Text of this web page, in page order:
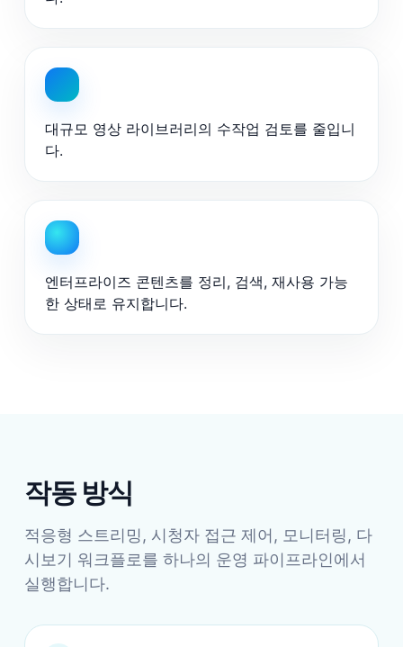
대규모 영상 라이브러리의 수작업 검토를 줄입니
다.
엔터프라이즈 콘텐츠를 정리, 검색, 재사용 가능
한 상태로 유지합니다.
작동 방식
적응형 스트리밍, 시청자 접근 제어, 모니터링, 다
시보기 워크플로를 하나의 운영 파이프라인에서
실행합니다.